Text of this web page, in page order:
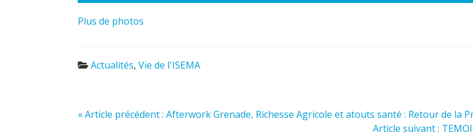
Plus de photos
Actualités, Vie de l'ISEMA
« Article précédent : Afterwork Grenade, Richesse Agricole et atouts santé : Retour de la
Article suivant :